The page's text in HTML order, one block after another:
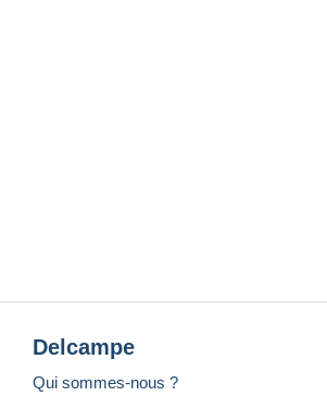
Delcampe
Qui sommes-nous ?